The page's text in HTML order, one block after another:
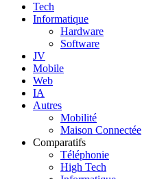
Tech
Informatique
Hardware
Software
JV
Mobile
Web
IA
Autres
Mobilité
Maison Connectée
Comparatifs
Téléphonie
High Tech